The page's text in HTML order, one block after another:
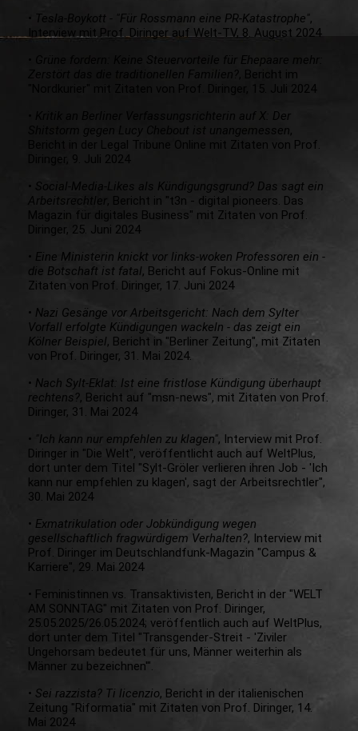
• Tesla-Boykott - "Für Rossmann eine PR-Katastrophe",
Interview mit Prof. Diringer auf Welt-TV, 8. August 2024
Grüne fordern: Keine Steuervorteile für Ehepaare mehr:
, Bericht im
"Nordkurier" mit Zitaten von Prof. Diringer, 15. Juli 2024
Kritik an Berliner Verfassungsrichterin auf X: Der
Shitstorm gegen Lucy Chebout ist unangemessen,
Bericht in der Legal Tribune Online mit Zitaten von Prof.
Diringer, 9. Juli 2024
• Social-Media-Likes als Kündigungsgrund? Das sagt ein
Arbeitsrechtler
, Bericht in "t3n - digital pioneers. Das
Magazin für digitales Business" mit Zitaten von Prof.
Diringer, 25. Juni 2024
• Eine Ministerin knickt vor links-woken Professoren ein -
die Botschaft ist fatal, Bericht auf Fokus-Online mit
Zitaten von Prof. Diringer, 17. Juni 2024
• Nazi Gesänge vor Arbeitsgericht: Nach dem Sylter
Vorfall erfolgte Kündigungen wackeln - das zeigt ein
Kölner Beispiel, Bericht in "Berliner Zeitung", mit Zitaten
von Prof. Diringer, 31. Mai 2024.
• Nach Sylt-Eklat: Ist eine fristlose Kündigung überhaupt
rechtens?, Bericht auf "msn-news", mit Zitaten von Prof.
Diringer, 31. Mai 2024
• "Ich kann nur empfehlen zu klagen", Interview mit Prof.
Diringer in "Die Welt", veröffentlicht auch auf WeltPlus,
dort unter dem Titel "Sylt-Gröler verlieren ihren Job - 'Ich
kann nur empfehlen zu klagen', sagt der Arbeitsrechtler",
30. Mai 2024
• Exmatrikulation oder Jobkündigung wegen
gesellschaftlich fragwürdigem Verhalten?, Interview mit
Prof. Diringer im Deutschlandfunk-Magazin "Campus &
Karriere", 29. Mai 2024
• Feministinnen vs. Transaktivisten, Bericht in der "WELT
AM SONNTAG" mit Zitaten von Prof. Diringer,
25.05.2025/26.05.2024; veröffentlich auch auf WeltPlus,
dort unter dem Titel "Transgender-Streit - 'Ziviler
Ungehorsam bedeutet für uns, Männer weiterhin als
Männer zu bezeichnen'".
• Sei razzista? Ti licenzio, Bericht in der italienischen
Zeitung "Riformatia" mit Zitaten von Prof. Diringer, 14.
Mai 2024